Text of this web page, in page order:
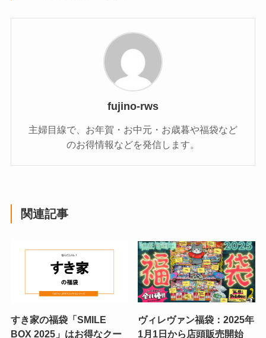
fujino-rws
主婦目線で、お年賀・お中元・お歳暮や福袋など
のお得情報などを発信します。
関連記事
すき家の福袋「SMILE
BOX 2025」はお得なクー
ヴィレヴァン福袋：2025年
1月1日から店頭販売開始